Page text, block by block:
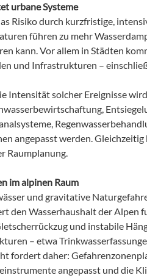
urbane Systeme
Risiko durch kurzfristige,
führen zu mehr
kann. Vor allem in Städten
und Infrastrukturen –
Intensität solcher Ereignisse
angepasst werden.
Raumplanung.
im alpinen Raum
und gravitative
den Wasserhaushalt der Alpen
und instabile
– etwa
fordert daher:
angepasst und die